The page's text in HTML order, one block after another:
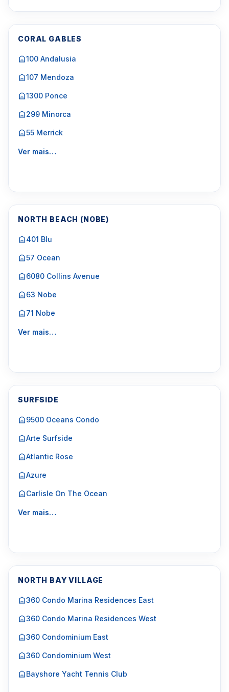
CORAL GABLES
100 Andalusia
107 Mendoza
1300 Ponce
299 Minorca
55 Merrick
Ver mais…
NORTH BEACH (NOBE)
401 Blu
57 Ocean
6080 Collins Avenue
63 Nobe
71 Nobe
Ver mais…
SURFSIDE
9500 Oceans Condo
Arte Surfside
Atlantic Rose
Azure
Carlisle On The Ocean
Ver mais…
NORTH BAY VILLAGE
360 Condo Marina Residences East
360 Condo Marina Residences West
360 Condominium East
360 Condominium West
Bayshore Yacht Tennis Club